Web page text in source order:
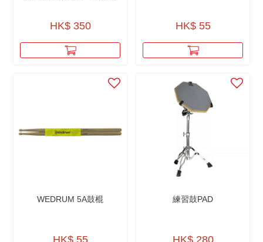
HK$ 350 HK$ 55
WEDRUM 5A鼓棍
HK$ 55
練習鼓PAD
HK$ 280